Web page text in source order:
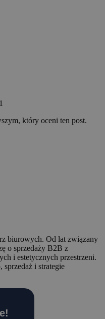
1
który oceni ten post.
biurowych. Od lat związany
o sprzedaży B2B z
i estetycznych przestrzeni.
i strategie